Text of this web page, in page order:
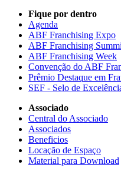
Fique por dentro
Agenda
ABF Franchising Expo
ABF Franchising
ABF Franchising Week
Convenção do ABF
Prêmio Destaque em
SEF - Selo de
Associado
Central do Associado
Associados
Beneficios
Locação de Espaço
Material para Download